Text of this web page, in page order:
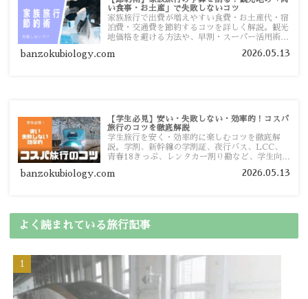
い食事・お土産」で失敗しないコツ
家族旅行で出費が増えやすい食費・お土産代・宿
泊費・交通費を節約するコツを詳しく解説。観光
地価格を避ける方法や、早割・スーパー活用術、
banzokubiology.com 2026.05.13
【学生必見】安い・失敗しない・効率的！コスパ
旅行のコツを徹底解説
学生旅行を安く・効率的に楽しむコツを徹底解
説。学割、新幹線の学割証、夜行バス、LCC、
青春18きっぷ、レンタカー割り勘など、学生向け
banzokubiology.com 2026.05.13
よく読まれている旅行記事